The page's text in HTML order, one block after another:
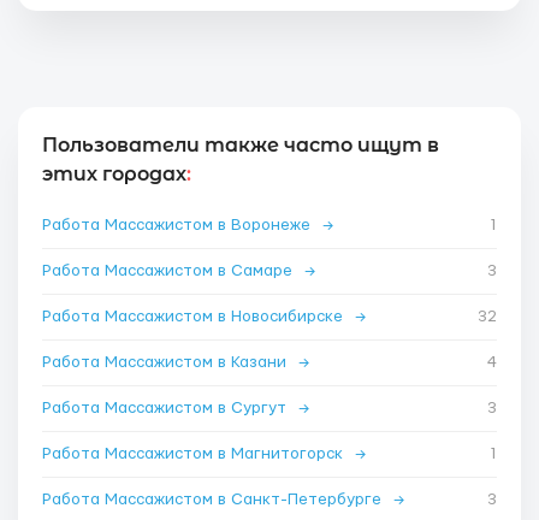
Пользователи также часто ищут в
этих городах:
Работа Массажистом в Воронеже → 1
Работа Массажистом в Самаре → 3
Работа Массажистом в Новосибирске → 32
Работа Массажистом в Казани → 4
Работа Массажистом в Сургут → 3
Работа Массажистом в Магнитогорск → 1
Работа Массажистом в Санкт-Петербурге → 3